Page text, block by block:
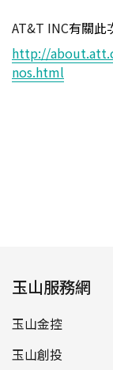
AT&T INC有關此
http://
nos.html
玉山服務網
玉山金控
玉山創投